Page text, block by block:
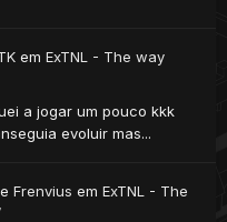
em ExTNL - The way
a jogar um pouco kkk
evoluir mas...
Frenvius em ExTNL - The